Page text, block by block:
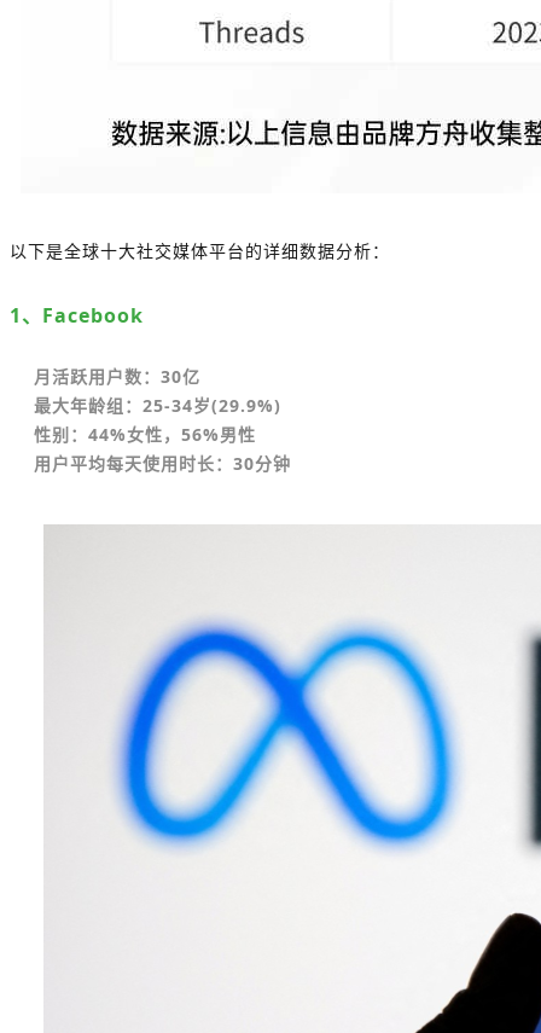
以下是全球十大社交媒体平台的详细数据分析：
1、Facebook
月活跃用户数：30亿
最大年龄组：25-34岁(29.9%)
性别：44%女性，56%男性
用户平均每天使用时长：30分钟